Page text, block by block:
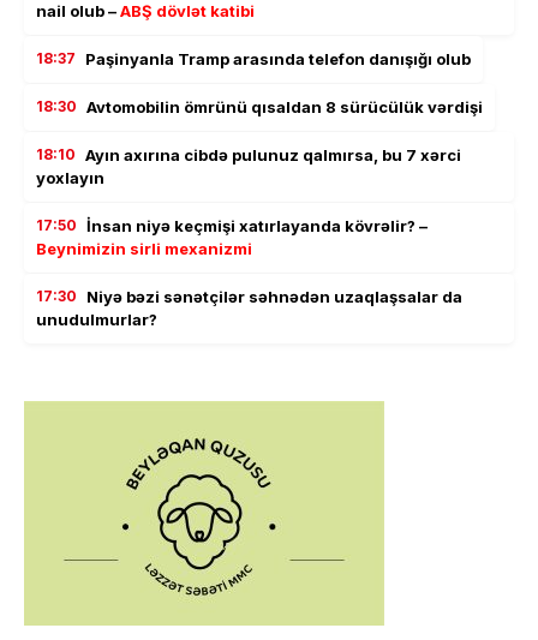
nail olub –ABŞ dövlət katibi
18:37 Paşinyanla Tramp arasında telefon danışığı olub
18:30 Avtomobilin ömrünü qısaldan 8 sürücülük vərdişi
18:10 Ayın axırına cibdə pulunuz qalmırsa, bu 7 xərci
yoxlayın
17:50 İnsan niyə keçmişi xatırlayanda kövrəlir? –
Beynimizin sirli mexanizmi
17:30
Niyə bəzi sənətçilər səhnədən uzaqlaşsalar da
unudulmurlar?